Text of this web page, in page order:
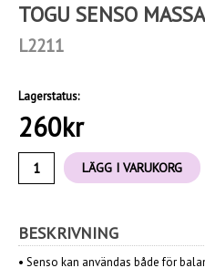
TOGU SENSO
L2211
Lagerstatus:
260kr
LÄGG I VARUKORG
BESKRIVNING
• Senso kan användas både för